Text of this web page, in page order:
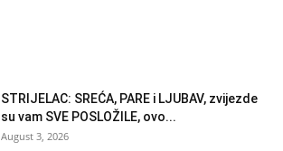
STRIJELAC: SREĆA, PARE i LJUBAV, zvijezde
su vam SVE POSLOŽILE, ovo...
August 3, 2026